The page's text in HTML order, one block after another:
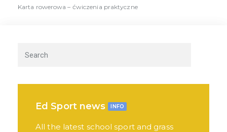
Karta rowerowa – ćwiczenia praktyczne
Ed Sport news INFO
All the latest school sport and grass